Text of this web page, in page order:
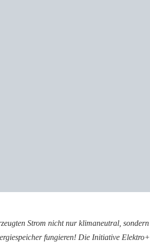
Strom nicht nur klimaneutral, sondern
fungieren! Die Initiative Elektro+